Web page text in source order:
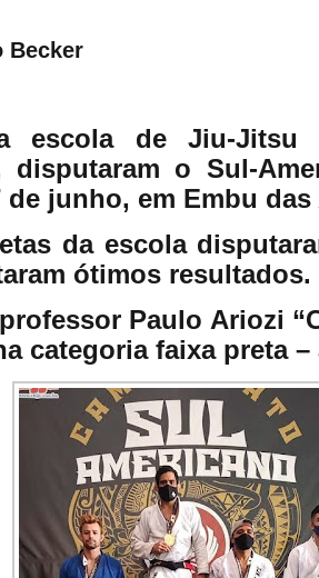
Becker
escola de Jiu-Jitsu
disputaram o Sul-
de junho, em Embu das
da escola
ótimos resultados.
Paulo Ariozi
categoria faixa preta